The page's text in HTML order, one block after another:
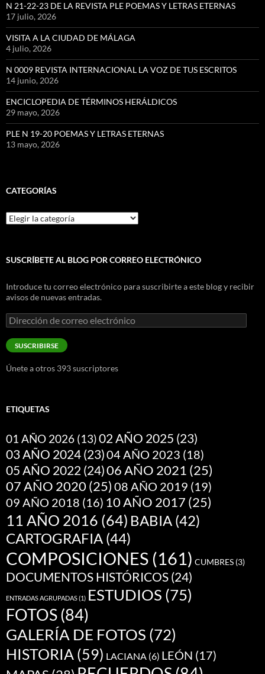
N 21-22-23 DE LA REVISTA PLE POEMAS Y LETRAS ETERNAS
17 julio, 2026
VISITA A LA CIUDAD DE MÁLAGA
4 julio, 2026
N 0009 REVISTA INTERNACIONAL LA VOZ DE TUS ESCRITOS
14 junio, 2026
ENCICLOPEDIA DE TÉRMINOS HERÁLDICOS
29 mayo, 2026
PLE N 19-20 POEMAS Y LETRAS ETERNAS
13 mayo, 2026
CATEGORÍAS
Categorías
SUSCRÍBETE AL BLOG POR CORREO ELECTRÓNICO
Introduce tu correo electrónico para suscribirte a este blog y recibir
avisos de nuevas entradas.
Dirección
de
correo
electrónico
SUSCRIBIRSE
Únete a otros 393 suscriptores
ETIQUETAS
01 AÑO 2026 (13)02 AÑO 2025 (23)
03 AÑO 2024(23)04 AÑO 2023 (18)
05 AÑO 2022 (24)06 AÑO 2021 (25)
07 AÑO 2020 (25) 08 AÑO 2019 (19)
09 AÑO 2018 (16) 10 AÑO 2017 (25)
11 AÑO 2016 (64) BABIA (42)
CARTOGRAFIA (44)
COMPOSICIONES (161) CUMBRES (3)
DOCUMENTOS HISTÓRICOS(24)
ENTRADAS AGRUPADAS(1) ESTUDIOS (75)
FOTOS(84)
GALERÍA DE FOTOS (72)
HISTORIA (59) LACIANA (6) LEÓN (17)